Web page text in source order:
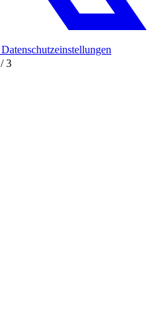
/3
Datenschutzeinstellungen